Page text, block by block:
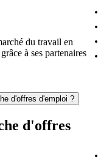
du travail en
à ses partenaires
d'offres d'emploi ?
d'offres